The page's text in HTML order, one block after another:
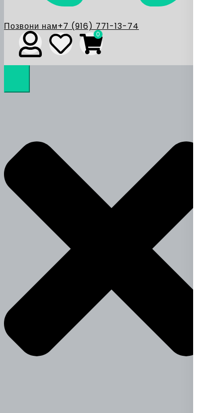
Позвони нам+7 (916) 771-13-74
0